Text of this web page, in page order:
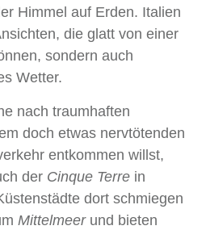
Himmel auf Erden. Italien
die glatt von einer
sondern auch
Wetter.
nach traumhaften
doch etwas nervtötenden
entkommen willst,
der Cinque Terre in
dort schmiegen
Mittelmeerund bieten